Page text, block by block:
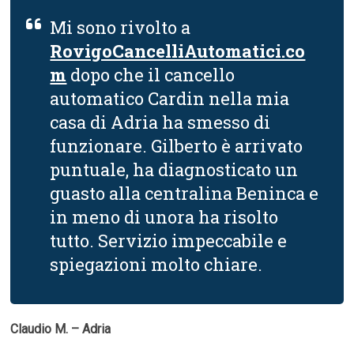
Mi sono rivolto a
RovigoCancelliAutomatici.co
m dopo che il cancello
automatico Cardin nella mia
casa di Adria ha smesso di
funzionare. Gilberto è arrivato
puntuale, ha diagnosticato un
guasto alla centralina Beninca e
in meno di unora ha risolto
tutto. Servizio impeccabile e
spiegazioni molto chiare.
Claudio M. – Adria